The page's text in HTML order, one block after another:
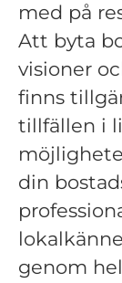
med på
Att byta
visioner
finns
tillfällen i
din
genom